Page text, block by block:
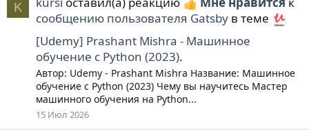
K
сообщению пользователя Gatsby в теме
[Udemy] Prashant Mishra - Машинное
обучение с Python (2023).
Автор: Udemy - Prashant Mishra Название: Машинное
обучение с Python (2023) Чему вы научитесь Мастер
машинного обучения на Python...
15 Июл 2026